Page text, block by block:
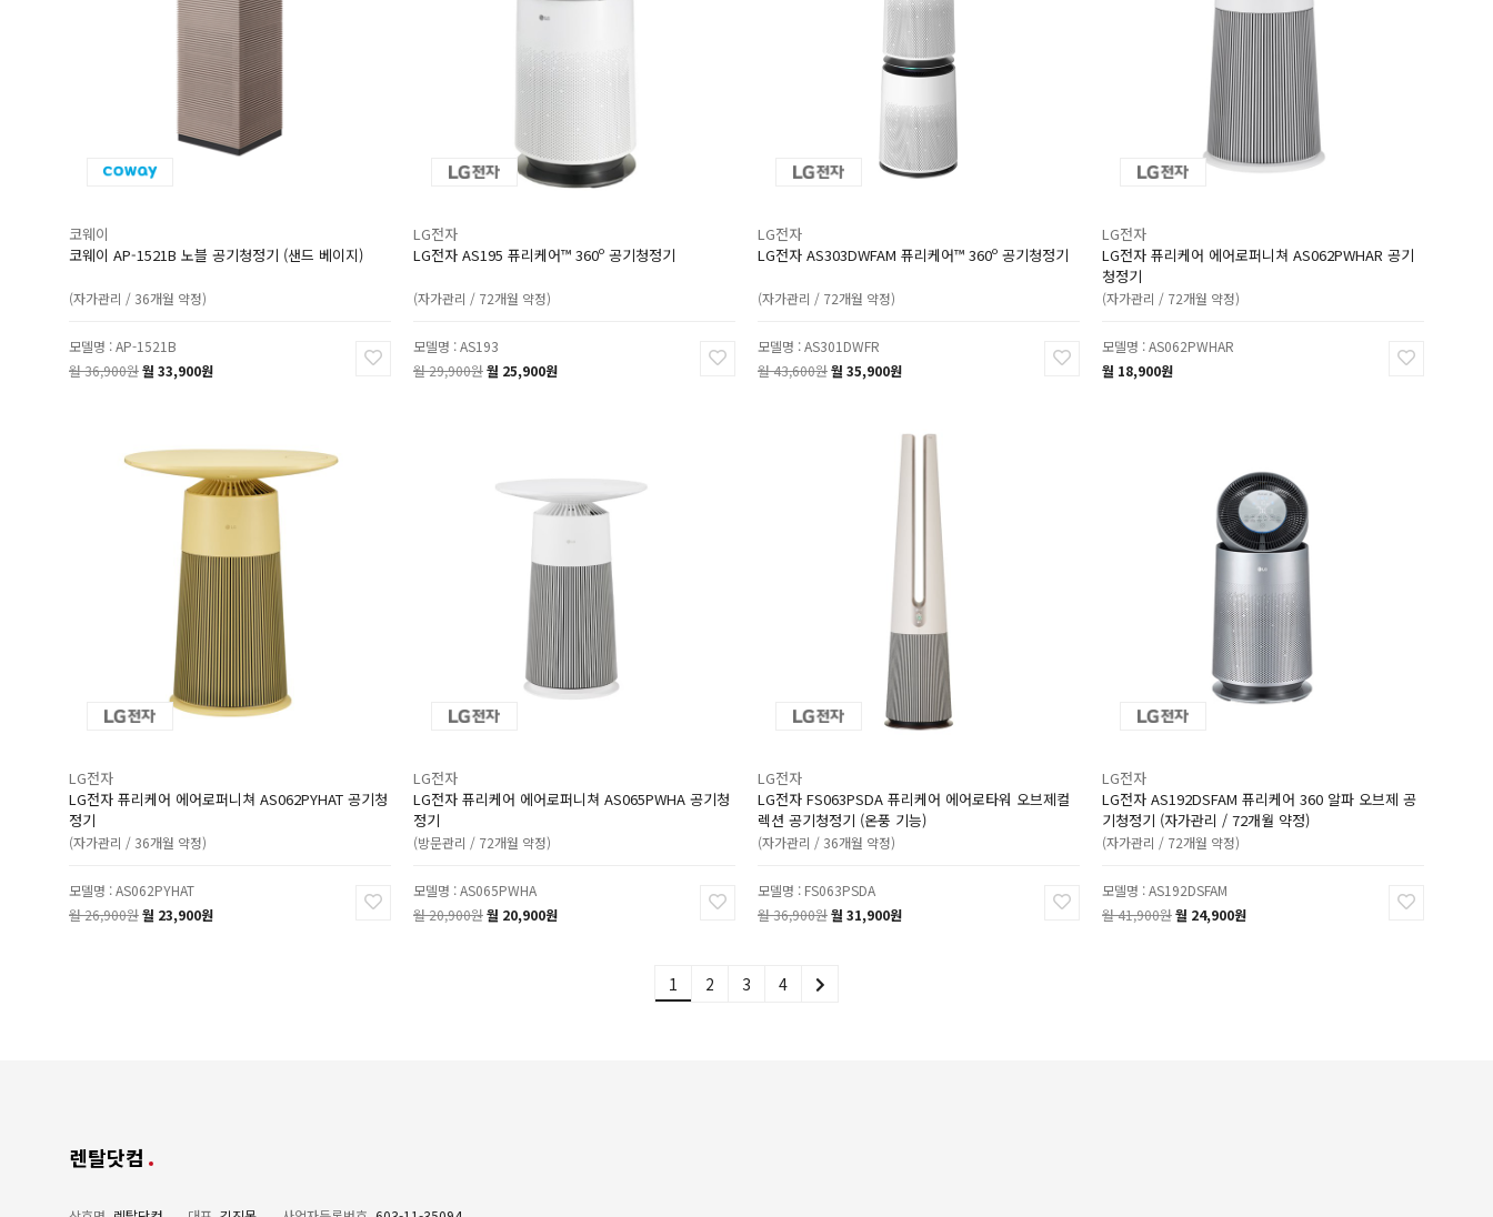
코웨이
코웨이 AP-1521B 노블 공기청정기 (샌드 베이지)
(자가관리 / 36개월 약정)
모델명 : AP-1521B
월 36,900원월 33,900원
LG전자
LG전자 AS195 퓨리케어™ 360º 공기청정기
(자가관리 / 72개월 약정)
모델명 : AS193
월 29,900원월 25,900원
LG전자
LG전자 AS303DWFAM 퓨리케어™ 360º 공기청정기
(자가관리 / 72개월 약정)
모델명 : AS301DWFR
월 43,600원월 35,900원
LG전자
LG전자 퓨리케어 에어로퍼니쳐 AS062PWHAR 공기
청정기
(자가관리 / 72개월 약정)
모델명 : AS062PWHAR
월 18,900원
LG전자
LG전자 퓨리케어 에어로퍼니쳐 AS062PYHAT 공기청
정기
(자가관리 / 36개월 약정)
모델명 : AS062PYHAT
월 26,900원월 23,900원
LG전자
LG전자 퓨리케어 에어로퍼니쳐 AS065PWHA 공기청
정기
(방문관리 / 72개월 약정)
모델명 : AS065PWHA
월 20,900원월 20,900원
LG전자
LG전자 FS063PSDA 퓨리케어 에어로타워 오브제컬
렉션 공기청정기 (온풍 기능)
(자가관리 / 36개월 약정)
모델명 : FS063PSDA
월 36,900원월 31,900원
LG전자
LG전자 AS192DSFAM 퓨리케어 360 알파 오브제 공
기청정기 (자가관리 / 72개월 약정)
(자가관리 / 72개월 약정)
모델명 : AS192DSFAM
월 41,900원월 24,900원
1 2 3 4
렌탈닷컴